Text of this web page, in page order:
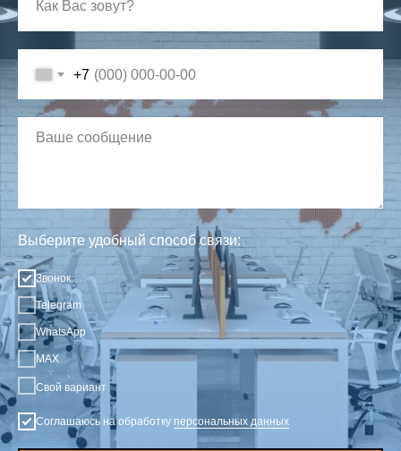
+7
Выберите удобный способ связи:
Звонок
Telegram
WhatsApp
MAX
Свой вариант
Соглашаюсь на обработку персональных данных